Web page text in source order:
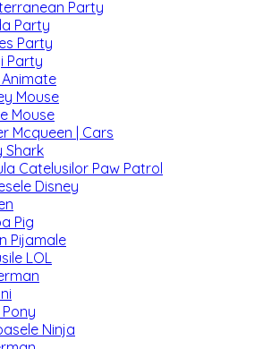
Party
Party
Party
Party
Mouse
Mouse
Mcqueen | Cars
Shark
Catelusilor Paw Patrol
Disney
Pig
Pijamale
LOL
Ninja